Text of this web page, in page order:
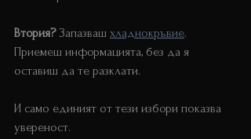
Втория? Запазваш хладнокръвие.
Приемеш информацията, без да я
оставиш да те разклати.
И само единият от тези избори показва
увереност.